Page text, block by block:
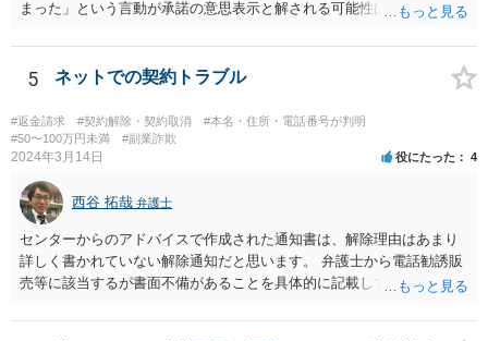
まった」という言動が承諾の意思表示と解される可能性はあります
る余地があるかもしれません）。 いずれにしても、相手会社の実在
等に不安を感じるのであれば、相手方とのやりとりを一旦保留とし
て、見積書等の相手方の表示（名称、代表者名、住所等）を手がかり
に、法務局で商業•法人登記の登記事項証明書の入手を試みてみる方法
も考えられます（相手の会社が実在する会社なのか、やりとりしてい
る相手が代表権限を有しているのか等について、登記登録の有無や登
録内容を確かめることができます）。 【参考】法務局サイト https://w
ww.moj.go.jp/MINJI/houjintouki.html
5 ネットでの契約トラブル
#返金請求 #契約解除・契約取消
#本名・住所・電話番号が判明
#50〜100万円未満
#副業詐欺
2024年3月14日 役にたった 4
西谷 拓哉 弁護士
センターからのアドバイスで作成された通知書は、解除理由はあまり
詳しく書かれていない解除通知だと思います。 弁護士から電話勧誘販
売等に該当するが書面不備があることを具体的に記載して返金を求め
護士から通知書をおくっても返事がない、低い金額しか返金を提案し